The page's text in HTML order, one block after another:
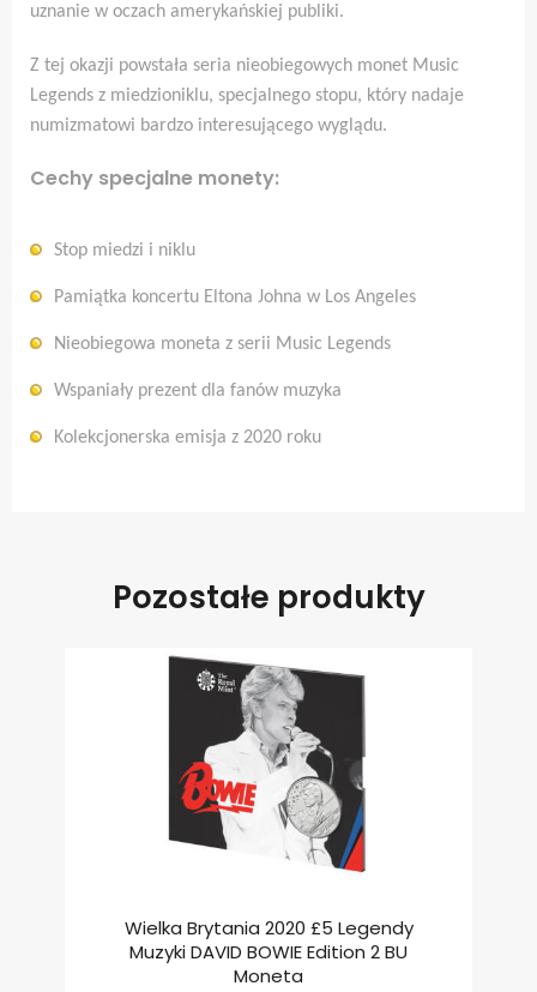
uznanie w oczach amerykańskiej publiki.
Z tej okazji powstała seria nieobiegowych monet Music
Legends z miedzioniklu, specjalnego stopu, który nadaje
numizmatowi bardzo interesującego wyglądu.
Cechy specjalne monety:
Stop miedzi i niklu
Pamiątka koncertu Eltona Johna w Los Angeles
Nieobiegowa moneta z serii Music Legends
Wspaniały prezent dla fanów muzyka
Kolekcjonerska emisja z 2020 roku
Pozostałe produkty
Wielka Brytania 2020 £5 Legendy
Muzyki DAVID BOWIE Edition 2 BU
Moneta